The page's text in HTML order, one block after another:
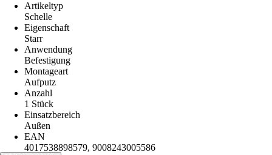
Artikeltyp
Schelle
Eigenschaft
Starr
Anwendung
Befestigung
Montageart
Aufputz
Anzahl
1 Stück
Einsatzbereich
Außen
EAN
4017538898579, 9008243005586